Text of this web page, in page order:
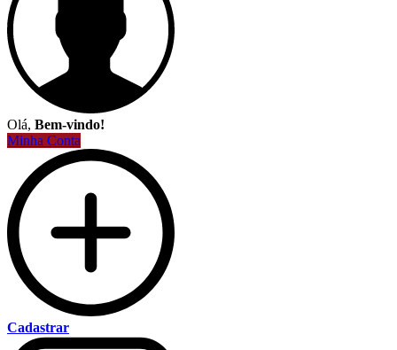
Olá, Bem-vindo!
Minha Conta
Cadastrar